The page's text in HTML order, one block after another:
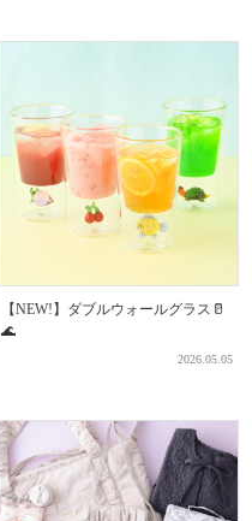
【NEW!】ダブルウォールグラス🥛
🌊
2026.05.05